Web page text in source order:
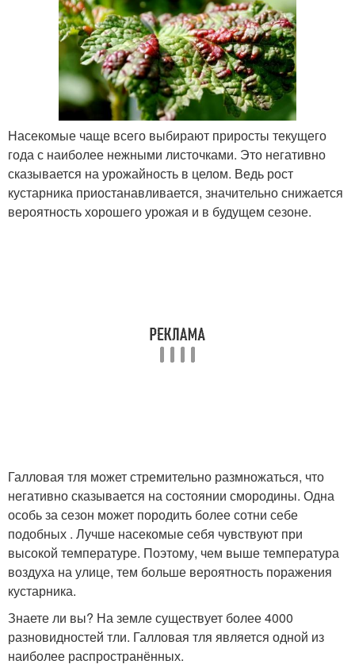
Насекомые чаще всего выбирают приросты текущего
года с наиболее нежными листочками. Это негативно
сказывается на урожайность в целом. Ведь рост
кустарника приостанавливается, значительно снижается
вероятность хорошего урожая и в будущем сезоне.
Галловая тля может стремительно размножаться, что
негативно сказывается на состоянии смородины. Одна
особь за сезон может породить более сотни себе
подобных . Лучше насекомые себя чувствуют при
высокой температуре. Поэтому, чем выше температура
воздуха на улице, тем больше вероятность поражения
кустарника.
Знаете ли вы? На земле существует более 4000
разновидностей тли. Галловая тля является одной из
наиболее распространённых.